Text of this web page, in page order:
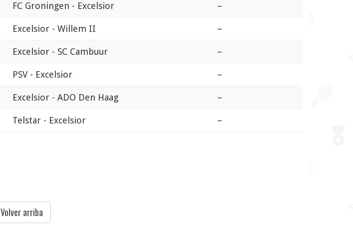
FC Groningen - Excelsior –
Excelsior - Willem II –
Excelsior - SC Cambuur –
PSV - Excelsior –
Excelsior - ADO Den Haag –
Telstar - Excelsior –
Volver arriba